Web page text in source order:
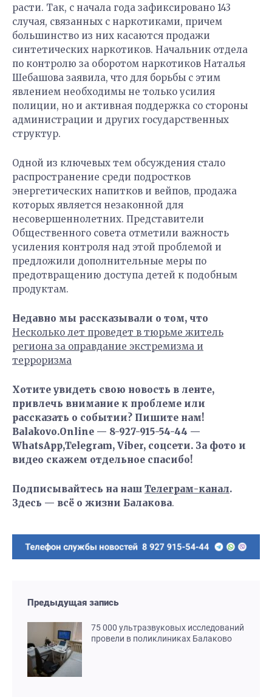
расти. Так, с начала года зафиксировано 143
случая, связанных с наркотиками, причем
большинство из них касаются продажи
синтетических наркотиков. Начальник отдела
по контролю за оборотом наркотиков Наталья
Шебашова заявила, что для борьбы с этим
явлением необходимы не только усилия
полиции, но и активная поддержка со стороны
администрации и других государственных
структур.
Одной из ключевых тем обсуждения стало
распространение среди подростков
энергетических напитков и вейпов, продажа
которых является незаконной для
несовершеннолетних. Представители
Общественного совета отметили важность
усиления контроля над этой проблемой и
предложили дополнительные меры по
предотвращению доступа детей к подобным
продуктам.
Недавно мы рассказывали о том, что
Несколько лет проведет в тюрьме житель
региона за оправдание экстремизма и
терроризма
Хотите увидеть свою новость в ленте,
привлечь внимание к проблеме или
рассказать о событии? Пишите нам!
Balakovo.Online — 8-927-915-54-44 —
WhatsApp,Telegram, Viber, соцсети. За фото и
видео скажем отдельное спасибо!
Подписывайтесь на наш Телеграм-канал.
Здесь — всё о жизни Балакова.
Предыдущая запись
75 000 ультразвуковых исследований
провели в поликлиниках Балаково